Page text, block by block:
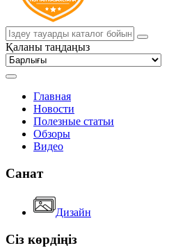
Қаланы таңдаңыз
Главная
Новости
Полезные статьи
Обзоры
Видео
Санат
Дизайн
Сіз көрдіңіз